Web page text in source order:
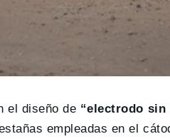
el diseño de “electrodo sin
empleadas en el